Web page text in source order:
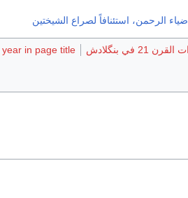
الرحمن، استئنافاً لصراع الشيختين
21 في بنگلادش in page title